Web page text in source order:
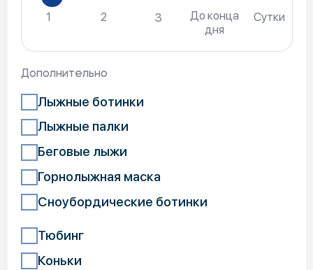
Итого:
от начального уровня до профессионального
Залог
Спортивный инвентарь предоставляется
Посетителю в прокат при условии
Посетителю на праве собственности (что
транспортное средство (водительское
удостоверение + свидетельство о регистрации
ТС, документы должны принадлежать только
предъявителю) с годом изготовления не ранее